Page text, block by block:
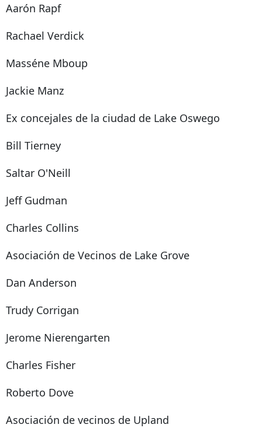
Aarón Rapf
Rachael Verdick
Masséne Mboup
Jackie Manz
Ex concejales de la ciudad de Lake Oswego
Bill Tierney
Saltar O'Neill
Jeff Gudman
Charles Collins
Asociación de Vecinos de Lake Grove
Dan Anderson
Trudy Corrigan
Jerome Nierengarten
Charles Fisher
Roberto Dove
Asociación de vecinos de Upland